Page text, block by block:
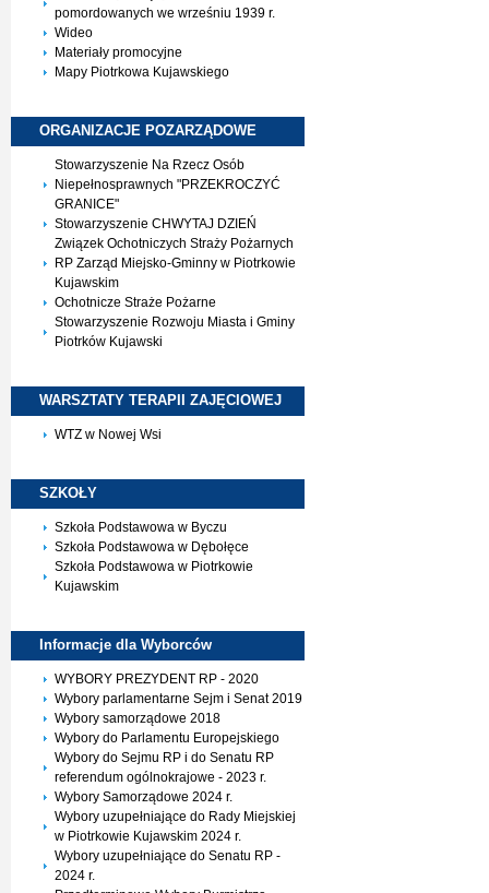
pomordowanych we wrześniu 1939 r.
Wideo
Materiały promocyjne
Mapy Piotrkowa Kujawskiego
ORGANIZACJE POZARZĄDOWE
Stowarzyszenie Na Rzecz Osób
Niepełnosprawnych "PRZEKROCZYĆ
GRANICE"
Stowarzyszenie CHWYTAJ DZIEŃ
Związek Ochotniczych Straży Pożarnych
RP Zarząd Miejsko-Gminny w Piotrkowie
Kujawskim
Ochotnicze Straże Pożarne
Stowarzyszenie Rozwoju Miasta i Gminy
Piotrków Kujawski
WARSZTATY TERAPII ZAJĘCIOWEJ
WTZ w Nowej Wsi
SZKOŁY
Szkoła Podstawowa w Byczu
Szkoła Podstawowa w Dębołęce
Szkoła Podstawowa w Piotrkowie
Kujawskim
Informacje dla Wyborców
WYBORY PREZYDENT RP - 2020
Wybory parlamentarne Sejm i Senat 2019
Wybory samorządowe 2018
Wybory do Parlamentu Europejskiego
Wybory do Sejmu RP i do Senatu RP
referendum ogólnokrajowe - 2023 r.
Wybory Samorządowe 2024 r.
Wybory uzupełniające do Rady Miejskiej
w Piotrkowie Kujawskim 2024 r.
Wybory uzupełniające do Senatu RP -
2024 r.